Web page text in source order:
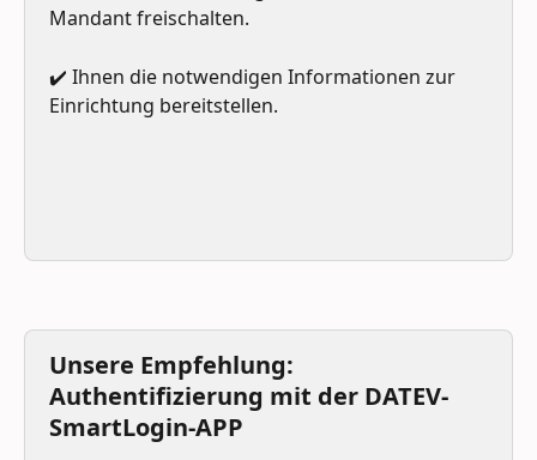
Mandant freischalten.
✔️ Ihnen die notwendigen Informationen zur
Einrichtung bereitstellen.
Unsere Empfehlung:
Authentifizierung mit der DATEV-
SmartLogin-APP